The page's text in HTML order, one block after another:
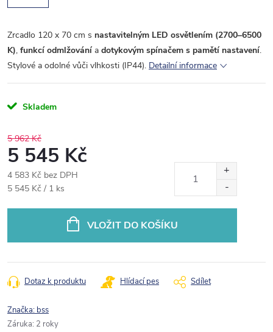
Zrcadlo 120 x 70 cm s nastavitelným LED osvětlením (2700–6500
K), funkcí odmlžování a dotykovým spínačem s pamětí nastavení.
Stylové a odolné vůči vlhkosti (IP44). Detailní informace
Skladem
5 962 Kč
5 545 Kč
4 583 Kč bez DPH
Měrná
5 545 Kč / 1 ks
VLOŽIT DO KOŠÍKU
Dotaz k produktu Hlídací pes Sdílet
Značka: bss
Záruka: 2 roky